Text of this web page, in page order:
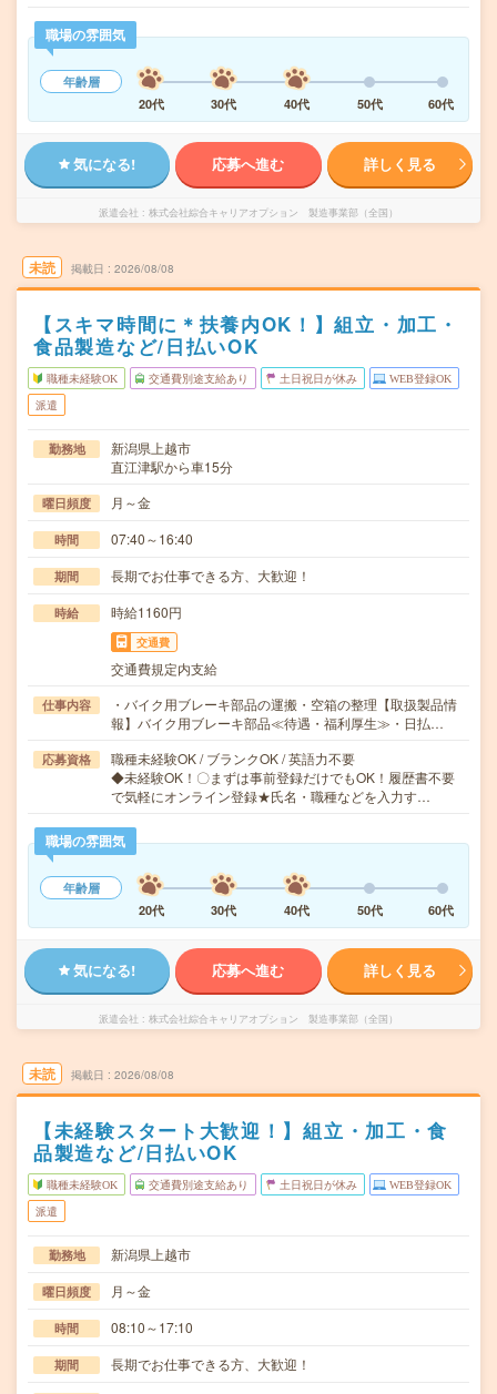
職場の雰囲気
年齢層
20代
30代 40代 50代 60代
気になる! 応募へ進む 詳しく見る
派遣会社 株式会社綜合キャリアオプション 製造事業部（全国）
未読 掲載日 2026/08/08
【スキマ時間に＊扶養内OK！】組立・加工・
食品製造など/日払いOK
職種未経験OK 交通費別途支給あり 土日祝日が休み WEB登録OK
派遣
勤務地
新潟県上越市
直江津駅から車15分
曜日頻度 月～金
時間 07:40～16:40
期間 長期でお仕事できる方、大歓迎！
時給 時給1160円
交通費
交通費規定内支給
仕事内容
・バイク用ブレーキ部品の運搬・空箱の整理【取扱製品情
報】バイク用ブレーキ部品≪待遇・福利厚生≫・日払…
応募資格
職種未経験OK / ブランクOK / 英語力不要
◆未経験OK！〇まずは事前登録だけでもOK！履歴書不要
で気軽にオンライン登録★氏名・職種などを入力す…
職場の雰囲気
年齢層
20代
30代 40代 50代 60代
気になる! 応募へ進む 詳しく見る
派遣会社 株式会社綜合キャリアオプション 製造事業部（全国）
未読 掲載日 2026/08/08
【未経験スタート大歓迎！】組立・加工・食
品製造など/日払いOK
職種未経験OK 交通費別途支給あり 土日祝日が休み WEB登録OK
派遣
勤務地 新潟県上越市
曜日頻度 月～金
時間 08:10～17:10
期間 長期でお仕事できる方、大歓迎！